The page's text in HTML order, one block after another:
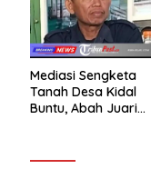
Mediasi Sengketa
Tanah Desa Kidal
Buntu, Abah Juari
Jadikan Kesalahan